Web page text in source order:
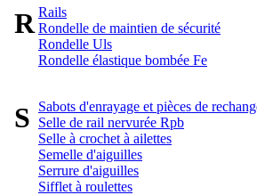
RRails
Rondelle de maintien de sécurité
Rondelle Uls
Rondelle élastique bombée Fe
S
Sabots d'enrayage et pièces de
Selle de rail nervurée Rpb
Selle à crochet à ailettes
Semelle d'aiguilles
Serrure d'aiguilles
Sifflet à roulettes